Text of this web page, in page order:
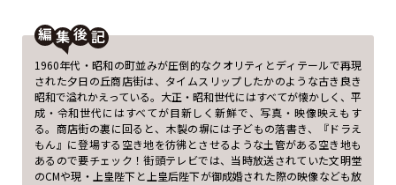
編
後
1960年代・昭和の町並みが圧倒的なクオリティとディテールで再現
された夕日の丘商店街は、タイムスリップしたかのような古き良き
昭和で溢れかえっている。大正・昭和世代にはすべてが懐かしく、平
成・令和世代にはすべてが目新しく新鮮で、写真・映像映えもす
る。商店街の裏に回ると、木製の塀には子どもの落書き、『ドラえ
もん』に登場する空き地を彷彿とさせるような土管がある空き地も
あるので要チェック！街頭テレビでは、当時放送されていた文明堂
のCMや現・上皇陛下と上皇后陛下が御成婚された際の映像なども放